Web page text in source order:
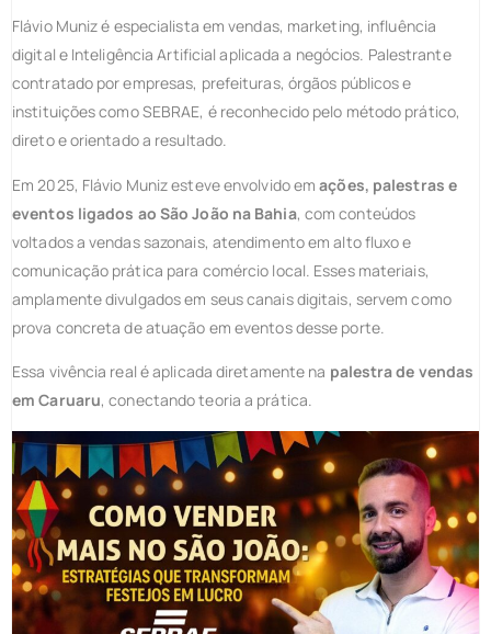
Flávio Munizé especialista em vendas, marketing, influência
digital e Inteligência Artificial aplicada a negócios. Palestrante
contratado por empresas, prefeituras, órgãos públicos e
instituições como SEBRAE, é reconhecido pelo método prático,
direto e orientado a resultado.
Em 2025, Flávio Muniz esteve envolvido emações, palestras e
eventos ligados ao São João na Bahia, com conteúdos
voltados a vendas sazonais, atendimento em alto fluxo e
comunicação prática para comércio local. Esses materiais,
amplamente divulgados em seus canais digitais, servem como
prova concreta de atuação em eventos desse porte.
Essa vivência real é aplicada diretamente na palestra de vendas
em Caruaru, conectando teoria a prática.